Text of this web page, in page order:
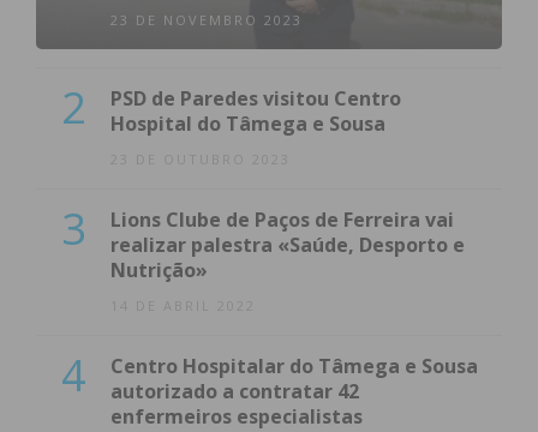
23 DE NOVEMBRO 2023
2
PSD de Paredes visitou Centro
Hospital do Tâmega e Sousa
23 DE OUTUBRO 2023
3
Lions Clube de Paços de Ferreira vai
realizar palestra «Saúde, Desporto e
Nutrição»
14 DE ABRIL 2022
4
Centro Hospitalar do Tâmega e Sousa
autorizado a contratar 42
enfermeiros especialistas